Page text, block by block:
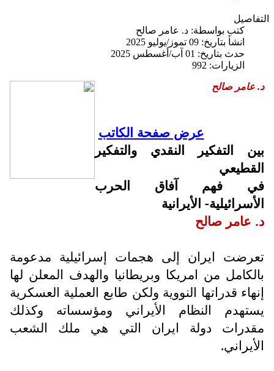
التفاصيل
كتب بواسطة: د. عامر صالح
انشأ بتاريخ: 09 تموز/يوليو 2025
حدث بتاريخ: 01 آب/أغسطس 2025
الزيارات: 992
د. عامر صالح
عرض صفحة الكاتب
بين التفكير النقدي والتفكير
القطيعي
في فهم آفاق الحرب
الأسرائيلية- الأيرانية
د. عامر صالح
تعرضت ايران إلى هجمات إسرائيلية مدعومة
بالكامل من امريكا وبريطانيا والهدف المعلن لها
إنهاء قدراتها النووية ولكن طابع العملية العسكرية
يستهدم النظام الأيراني ومؤسساته وكذلك
مقدرات دولة ايران التي هي ملك الشعب
الأيراني.